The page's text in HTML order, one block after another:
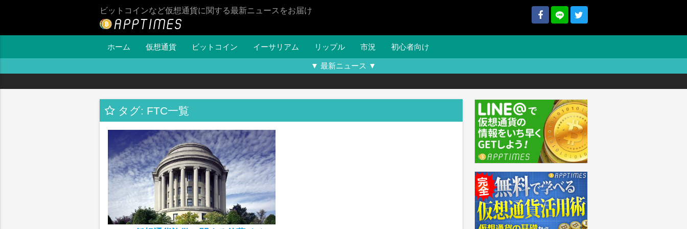
ビットコインなど仮想通貨に関する最新ニュースをお届け
ホーム 仮想通貨 ビットコイン イーサリアム リップル 市況 初心者向け
▼ 最新ニュース ▼
タグ: FTC一覧